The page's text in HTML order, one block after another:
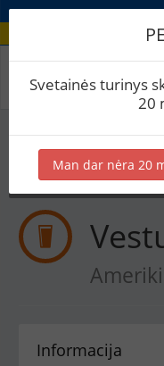
Receptas /
Virimai (1)
Informacija
Svetainės turinys
20
Man dar nėra 20